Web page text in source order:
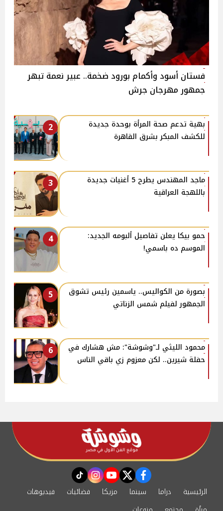
فستان أسود وأكمام بورود ضخمة.. عبير نعمة تبهر
جمهور مهرجان جرش
2
بهية تدعم صحة المرأة بوحدة جديدة
للكشف المبكر بشرق القاهرة
3
ماجد المهندس يطرح 5 أغنيات جديدة
باللهجة العراقية
4
حمو بيكا يعلن تفاصيل ألبومه الجديد:
الموسم ده باسمي!
5
بصورة من الكواليس.. ياسمين رئيس تشوق
الجمهور لفيلم شمس الزناتي
6
محمود الليثي لـ"وشوشة": مش هشارك في
حفلة شيرين.. لكن معزوم زي باقي الناس
facebook
twitter
youtube
instagram
tiktok
الرئيسية دراما سينما مزيكا فضائيات
فيديوهات